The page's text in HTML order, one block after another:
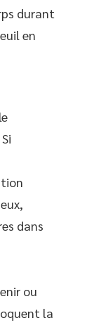
durant
en
dans
ou
la